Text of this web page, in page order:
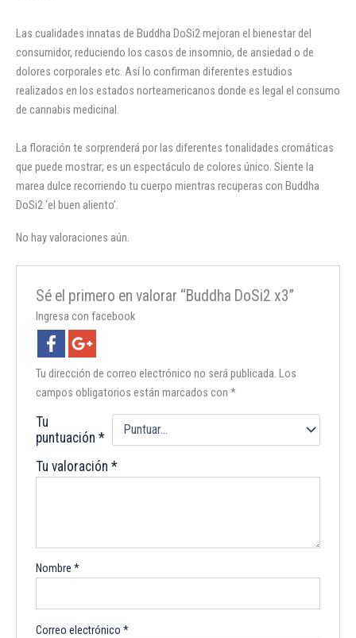
Las cualidades innatas de Buddha DoSi2 mejoran el bienestar del
consumidor, reduciendo los casos de insomnio, de ansiedad o de
dolores corporales etc. Así lo confirman diferentes estudios
realizados en los estados norteamericanos donde es legal el consumo
de cannabis medicinal.
La floración te sorprenderá por las diferentes tonalidades cromáticas
que puede mostrar; es un espectáculo de colores único. Siente la
marea dulce recorriendo tu cuerpo mientras recuperas con Buddha
DoSi2 ‘el buen aliento’.
No hay valoraciones aún.
Sé el primero en valorar “Buddha DoSi2 x3”
Ingresa con facebook
Tu dirección de correo electrónico no será publicada. Los
campos obligatorios están marcados con*
Tu
puntuación*
Tu valoración*
Nombre*
Correo electrónico*